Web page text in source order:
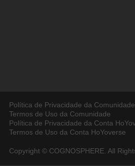
Política de Privacidade da Comunidade
Termos de Uso da Comunidade
Política de Privacidade da Conta
Termos de Uso da Conta HoYoverse
Copyright © COGNOSPHERE. All